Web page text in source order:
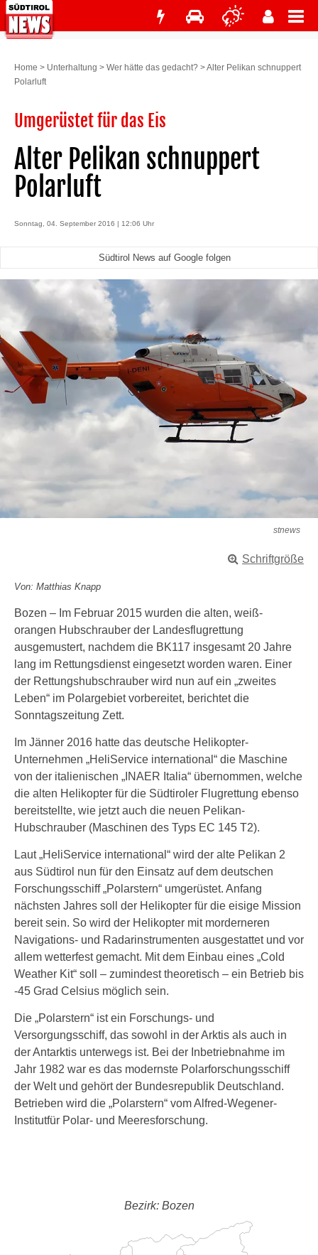
Home > Unterhaltung > Wer hätte das gedacht? >Alter Pelikan schnuppert
Polarluft
Umgerüstet für das Eis
Alter Pelikan schnuppert
Polarluft
Sonntag, 04. September 2016 | 12:06 Uhr
Südtirol News auf Google folgen
stnews
Schriftgröße
Von: Matthias Knapp
Bozen – Im Februar 2015 wurden die alten, weiß-
orangen Hubschrauber der Landesflugrettung
ausgemustert, nachdem die BK117 insgesamt 20 Jahre
lang im Rettungsdienst eingesetzt worden waren. Einer
der Rettungshubschrauber wird nun auf ein „zweites
Leben“ im Polargebiet vorbereitet, berichtet die
Sonntagszeitung Zett.
Im Jänner 2016 hatte das deutsche Helikopter-
Unternehmen „HeliService international“ die Maschine
von der italienischen „INAER Italia“ übernommen, welche
die alten Helikopter für die Südtiroler Flugrettung ebenso
bereitstellte, wie jetzt auch die neuen Pelikan-
Hubschrauber (Maschinen des Typs EC 145 T2).
Laut „HeliService international“ wird der alte Pelikan 2
aus Südtirol nun für den Einsatz auf dem deutschen
Forschungsschiff „Polarstern“ umgerüstet. Anfang
nächsten Jahres soll der Helikopter für die eisige Mission
bereit sein. So wird der Helikopter mit morderneren
Navigations- und Radarinstrumenten ausgestattet und vor
allem wetterfest gemacht. Mit dem Einbau eines „Cold
Weather Kit“ soll – zumindest theoretisch – ein Betrieb bis
-45 Grad Celsius möglich sein.
Die „Polarstern“ ist ein Forschungs- und
Versorgungsschiff, das sowohl in der Arktis als auch in
der Antarktis unterwegs ist. Bei der Inbetriebnahme im
Jahr 1982 war es das modernste Polarforschungsschiff
der Welt und gehört der Bundesrepublik Deutschland.
Betrieben wird die „Polarstern“ vom Alfred-Wegener-
Institutfür Polar- und Meeresforschung.
Bezirk: Bozen